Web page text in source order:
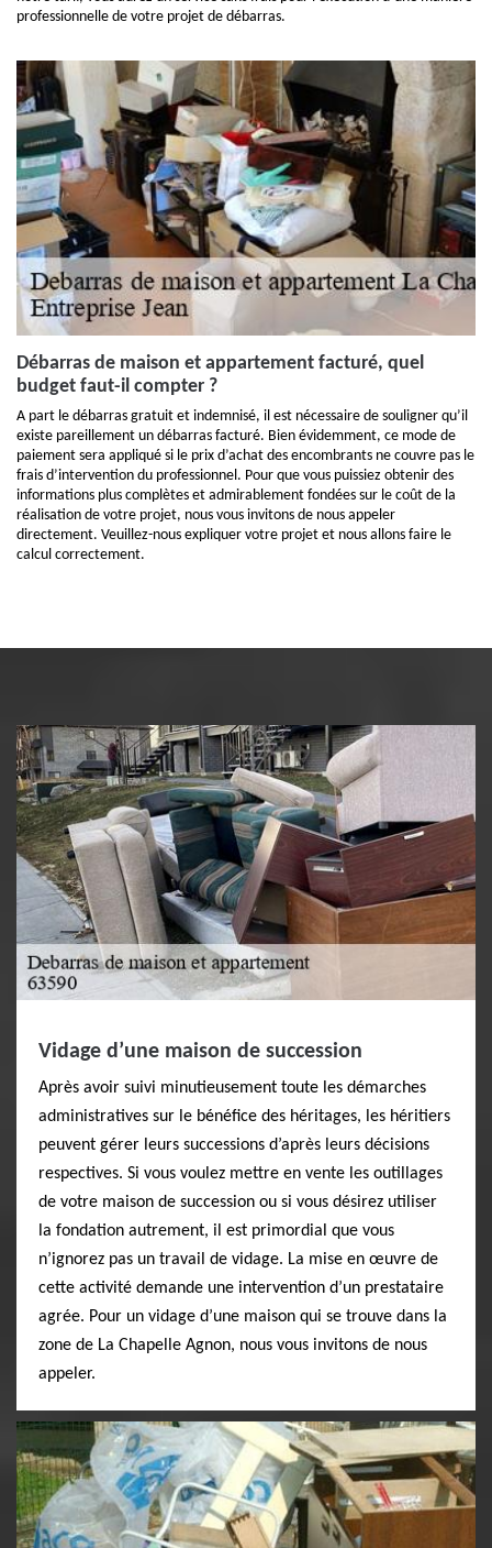
professionnelle de votre projet de débarras.
Débarras de maison et appartement facturé, quel
budget faut-il compter ?
A part le débarras gratuit et indemnisé, il est nécessaire de souligner qu’il
existe pareillement un débarras facturé. Bien évidemment, ce mode de
paiement sera appliqué si le prix d’achat des encombrants ne couvre pas le
frais d’intervention du professionnel. Pour que vous puissiez obtenir des
informations plus complètes et admirablement fondées sur le coût de la
réalisation de votre projet, nous vous invitons de nous appeler
directement. Veuillez-nous expliquer votre projet et nous allons faire le
calcul correctement.
Vidage d’une maison de succession
Après avoir suivi minutieusement toute les démarches
administratives sur le bénéfice des héritages, les héritiers
peuvent gérer leurs successions d’après leurs décisions
respectives. Si vous voulez mettre en vente les outillages
de votre maison de succession ou si vous désirez utiliser
la fondation autrement, il est primordial que vous
n’ignorez pas un travail de vidage. La mise en œuvre de
cette activité demande une intervention d’un prestataire
agrée. Pour un vidage d’une maison qui se trouve dans la
zone de La Chapelle Agnon, nous vous invitons de nous
appeler.